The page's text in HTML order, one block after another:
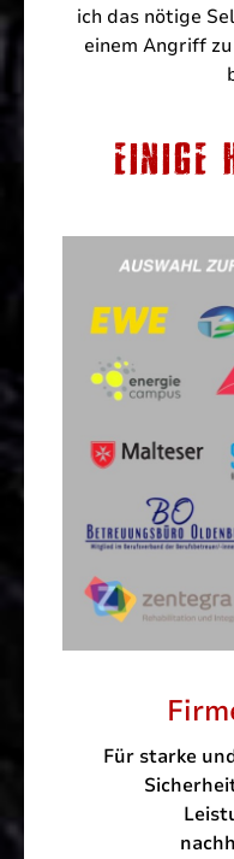
ich das nötige
einem Angriff
EINIGE
Für starke